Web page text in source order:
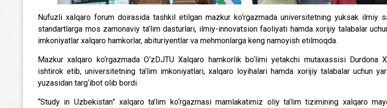
Nufuzli xalqaro forum doirasida tashkil etilgan mazkur ko‘rgazmada universitetning yuksak ilmiy
standartlarga mos zamonaviy ta’lim dasturlari, ilmiy-innovatsion faoliyati hamda xorijiy talabalar
imkoniyatlar xalqaro hamkorlar, abituriyentlar va mehmonlarga keng namoyish etilmoqda.
Mazkur xalqaro ko‘rgazmada O‘zDJTU Xalqaro hamkorlik bo‘limi yetakchi mutaxassisi Durdona
ishtirok etib, universitetning ta’lim imkoniyatlari, xalqaro loyihalari hamda xorijiy talabalar uchun
yuzasidan targ‘ibot olib bordi.
“Study in Uzbekistan” xalqaro ta’lim ko‘rgazmasi mamlakatimiz oliy ta’lim tizimining xalqaro